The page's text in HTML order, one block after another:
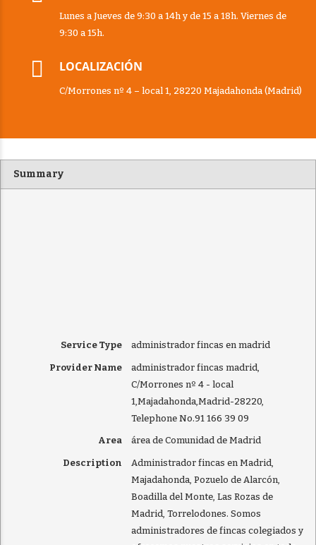
Lunes a Jueves de 9:30 a 14h y de 15 a 18h. Viernes de
9:30 a 15h.
LOCALIZACIÓN
C/Morrones nº 4 – local 1, 28220 Majadahonda (Madrid)
Summary
Service Type administrador fincas en madrid
Provider Name administrador fincas madrid
C/Morrones nº 4 - local
1 Majadahonda Madrid-28220,
Telephone No.91 166 39 09
Area área de Comunidad de Madrid
Description
Administrador fincas en Madrid,
Majadahonda, Pozuelo de Alarcón,
Boadilla del Monte, Las Rozas de
Madrid, Torrelodones. Somos
administradores de fincas colegiados y